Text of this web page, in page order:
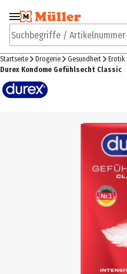
Zur Navigation
springen
Suchbegriffe / Artikelnummer
Startseite Drogerie Gesundheit
Durex Kondome Gefühlsecht Classic